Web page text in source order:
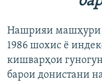
Нашрияи машҳури
1986 шохис ё
кишварҳои
барои донистани